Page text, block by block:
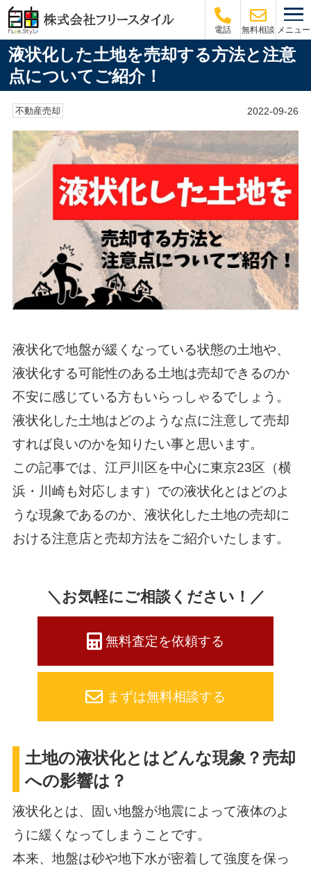
電話 無料相談 メニュー
液状化した土地を売却する方法と注意
点についてご紹介！
不動産売却 2022-09-26
液状化で地盤が緩くなっている状態の土地や、
液状化する可能性のある土地は売却できるのか
不安に感じている方もいらっしゃるでしょう。
液状化した土地はどのような点に注意して売却
すれば良いのかを知りたい事と思います。
この記事では、江戸川区を中心に東京23区（横
浜・川崎も対応します）での液状化とはどのよ
うな現象であるのか、液状化した土地の売却に
おける注意店と売却方法をご紹介いたします。
＼お気軽にご相談ください！／
無料査定を依頼する
まずは無料相談する
土地の液状化とはどんな現象？売却
への影響は？
液状化とは、固い地盤が地震によって液体のよ
うに緩くなってしまうことです。
本来、地盤は砂や地下水が密着して強度を保っ